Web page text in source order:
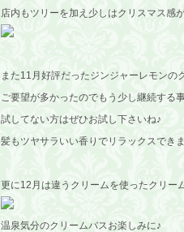
店内もツリーを加え少しはクリスマス感
また11月好評だったジンジャーレモンの
ご要望が多かったのでもう少し継続する
試してない方はぜひお試し下さいね♪
髪もツヤサラいい香りでリラックスでき
更に12月は違うクリームを使ったクリー
温泉気分のクリームバスお楽しみに♪